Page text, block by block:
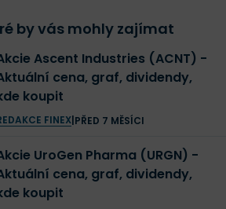
by vás mohly zajímat
Ascent Industries (ACNT) -
cena, graf, dividendy,
koupit
FINEX| PŘED 7 MĚSÍCI
UroGen Pharma (URGN) -
cena, graf, dividendy,
koupit